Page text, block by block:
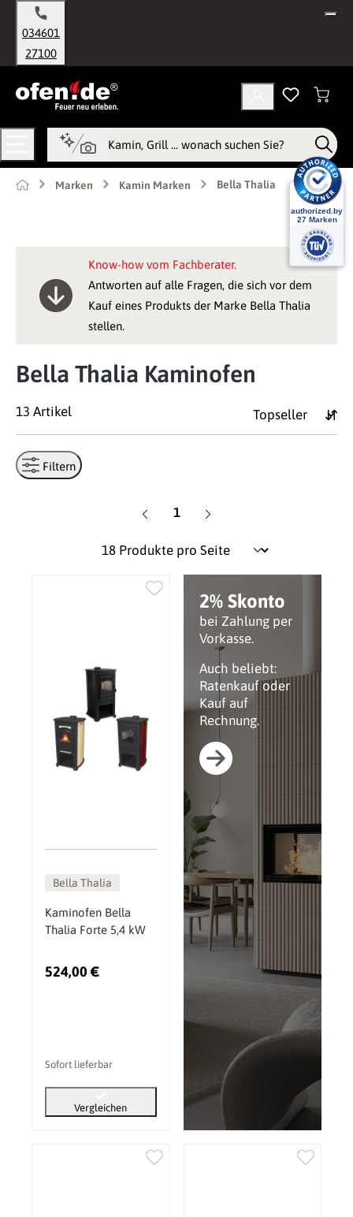
springen
034601
27100
Marken Kamin Marken Bella Thalia
Know-how vom Fachberater.
Antworten auf alle Fragen, die sich vor dem
Kauf eines Produkts der Marke Bella Thalia
stellen.
Bella Thalia Kaminofen
13 Artikel
Filtern
Seite
1
2% Skonto
bei Zahlung per
Vorkasse.
Auch beliebt:
Ratenkauf oder
Kauf auf
Rechnung.
Bella Thalia
Kaminofen Bella
Thalia Forte 5,4 kW
524,00 €
Sofort lieferbar
Vergleichen